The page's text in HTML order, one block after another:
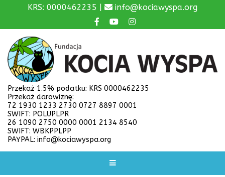
KRS: 0000462235 | info@kociawyspa.org
Przekaż 1.5% podatku: KRS 0000462235
Przekaż darowiznę:
72 1930 1233 2730 0727 8897 0001
SWIFT: POLUPLPR
26 1090 2750 0000 0001 2134 8540
SWIFT: WBKPPLPP
PAYPAL: info@kociawyspa.org